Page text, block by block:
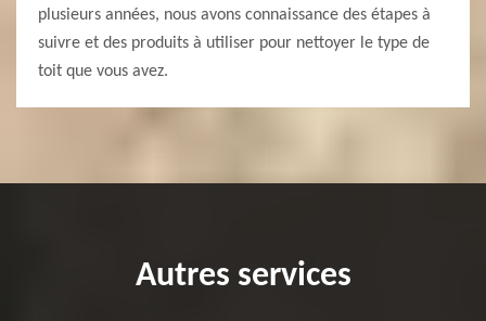
plusieurs années, nous avons connaissance des étapes à
suivre et des produits à utiliser pour nettoyer le type de
toit que vous avez.
Autres services